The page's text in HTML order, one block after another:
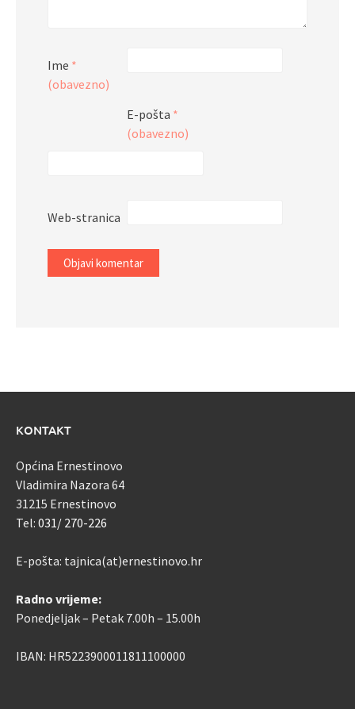
Ime *
(obavezno)
E-pošta *
(obavezno)
Web-stranica
KONTAKT
Općina Ernestinovo
Vladimira Nazora 64
31215 Ernestinovo
Tel: 031/ 270-226
E-pošta: tajnica(at)ernestinovo.hr
Radno vrijeme:
Ponedjeljak – Petak 7.00h – 15.00h
IBAN: HR5223900011811100000